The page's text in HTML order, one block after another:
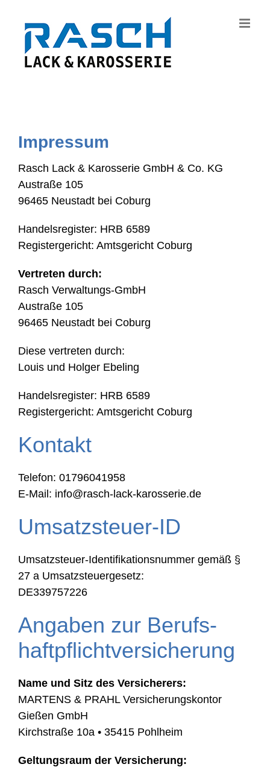
Inhalt
springen
Impressum
Rasch Lack & Karosserie GmbH & Co. KG
Austraße 105
96465 Neustadt bei Coburg
Handelsregister: HRB 6589
Registergericht: Amtsgericht Coburg
Vertreten durch:
Rasch Verwaltungs-GmbH
Austraße 105
96465 Neustadt bei Coburg
Diese vertreten durch:
Louis und Holger Ebeling
Handelsregister: HRB 6589
Registergericht: Amtsgericht Coburg
Kontakt
Telefon: 01796041958
E-Mail: info@rasch-lack-karosserie.de
Umsatzsteuer-ID
Umsatzsteuer-Identifikationsnummer gemäß §
27 a Umsatzsteuergesetz:
DE339757226
Angaben zur Berufs­
haftpflicht­versicherung
Name und Sitz des Versicherers:
MARTENS & PRAHL Versicherungskontor
Gießen GmbH
Kirchstraße 10a • 35415 Pohlheim
Geltungsraum der Versicherung: